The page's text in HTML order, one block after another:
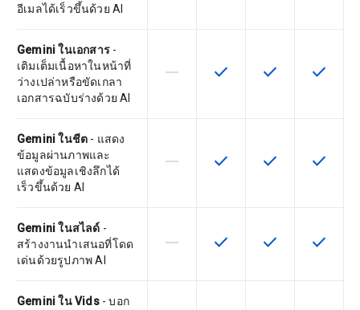
อีเมลได้เร็วขึ้นด้วย AI
Gemini ในเอกสาร -
เติมเต็มเนื้อหาในหน้าที่
ว่างเปล่าหรือขัดเกลา
เอกสารฉบับร่างด้วย AI
ฟีเจอร์นี้ใช้ไม่ได้กับ SKU นี้
horizontal_rule ฟีเจอร์นี้ใช้ได้กับ SKU
check ฟีเจอร์นี้ใช้ได้กับ
check ฟีเจอร์นี้
check
Gemini ในชีต - แสดง
ข้อมูลผ่านภาพและ
แสดงข้อมูลเชิงลึกได้
เร็วขึ้นด้วย AI
ฟีเจอร์นี้ใช้ไม่ได้กับ SKU นี้
horizontal_rule ฟีเจอร์นี้ใช้ได้กับ SKU
check ฟีเจอร์นี้ใช้ได้กับ
check ฟีเจอร์นี้
check
Gemini ในสไลด์ -
สร้างงานนำเสนอที่โดด
เด่นด้วยรูปภาพ AI
ฟีเจอร์นี้ใช้ไม่ได้กับ SKU นี้
horizontal_rule ฟีเจอร์นี้ใช้ได้กับ SKU
check ฟีเจอร์นี้ใช้ได้กับ
check ฟีเจอร์นี้
check
Gemini ใน Vids- บอก